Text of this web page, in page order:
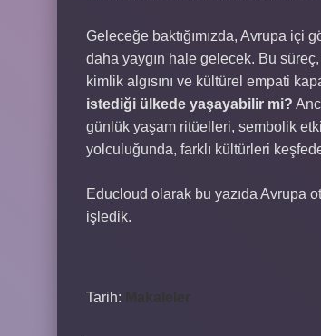
Geleceğe baktığımızda, Avrupa içi
daha yaygın hale gelecek. Bu
kimlik algısını ve kültürel empati
istediği ülkede yaşayabilir mi?
günlük yaşam ritüelleri, sembolik
yolculuğunda, farklı kültürleri
Educloud olarak bu yazıda Avrupa
işledik.
Tarih: Makaleler